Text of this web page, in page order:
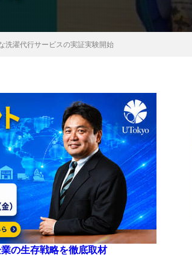
洗濯代行サービスの実証実験開始
の生存戦略を徹底取材